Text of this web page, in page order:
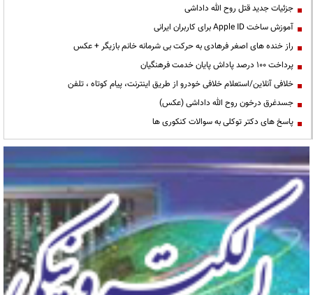
جزئیات جدید قتل روح الله داداشی
آموزش ساخت Apple ID برای کاربران ایرانی
راز خنده های اصغر فرهادی به حرکت بی شرمانه خانم بازیگر + عکس
پرداخت ۱۰۰ درصد پاداش پایان خدمت فرهنگیان
خلافی آنلاین/استعلام خلافی خودرو از طریق اینترنت، پیام کوتاه ، تلفن
جسدغرق درخون روح الله داداشی (عکس)
پاسخ های دکتر توکلی به سوالات کنکوری ها